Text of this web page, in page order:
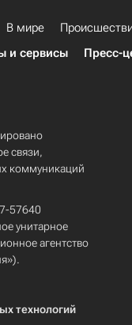
В мире
и сервисы Пресс-
связи,
коммуникаций
57640
унитарное
агентство
технологий